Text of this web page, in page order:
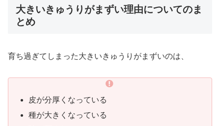
大きいきゅうりがまずい理由についてのま
とめ
育ち過ぎてしまった大きいきゅうりがまずいのは、
皮が分厚くなっている
種が大きくなっている